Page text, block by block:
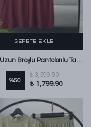
SEPETE EKLE
Üstü Uzun Broşlu Pantolonlu Takım Bordo
%50
₺ 3,599.80
₺ 1,799.90